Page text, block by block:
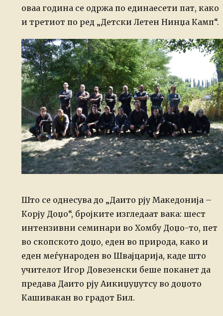
оваа година се одржа по единаесети пат, како
и третиот по ред „Детски Летен Нинџа Камп“.
Што се однесува до „Даито рју Македонија –
Корју Доџо“, бројките изгледаат вака: шест
интензивни семинари во Хомбу Доџо-то, пет
во скопското доџо, еден во природа, како и
еден меѓународен во Швајцарија, каде што
учителот Игор Довезенски беше поканет да
предава Даито рју Аикиџуџутсу во доџото
Кашивакан во градот Бил.